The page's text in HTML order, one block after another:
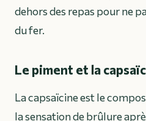
dehors des repas pour ne
du fer.
Le piment et la
La capsaïcine est le
la sensation de brûlure